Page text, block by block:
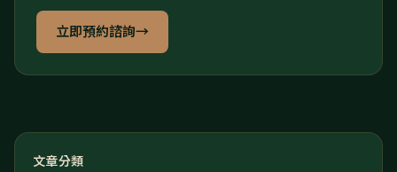
立即預約諮詢→
文章分類